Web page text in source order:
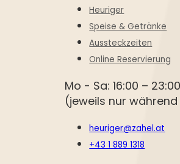
Heuriger
Speise & Getränke
Aussteckzeiten
Online Reservierung
Mo - Sa: 16:00 –
(jeweils nur
heuriger@zahel.at
+43 1 889 1318